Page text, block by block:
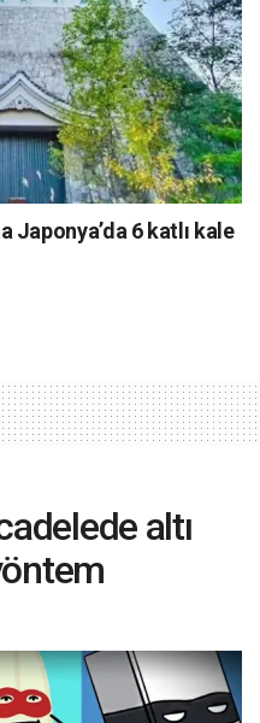
Japonya’da 6 katlı kale
altı